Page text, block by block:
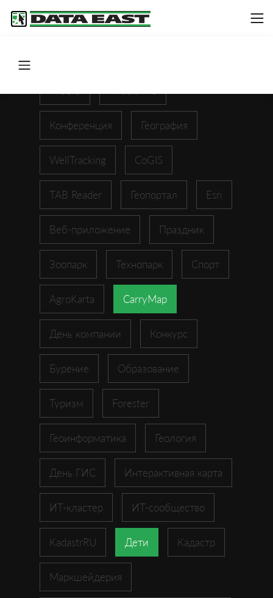
Конференция География
WellTracking CoGIS
TAB Reader Геопортал Esri
Веб-приложение Праздник
Зоопарк Технопарк Спорт
AgroKarta CarryMap
День компании Конкурс
Бурение Образование
Туризм Forester
Геоинформатика Геология
День ГИС Интерактивная карта
ИТ-кластер ИТ-сообщество
KadastrRU Дети Кадастр
Маркшейдерия